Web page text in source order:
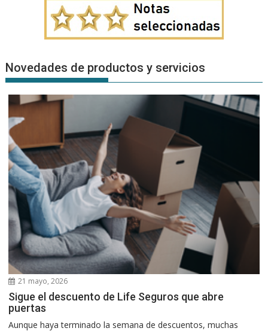
Novedades de productos y servicios
21 mayo, 2026
Sigue el descuento de Life Seguros que abre
puertas
Aunque haya terminado la semana de descuentos, muchas